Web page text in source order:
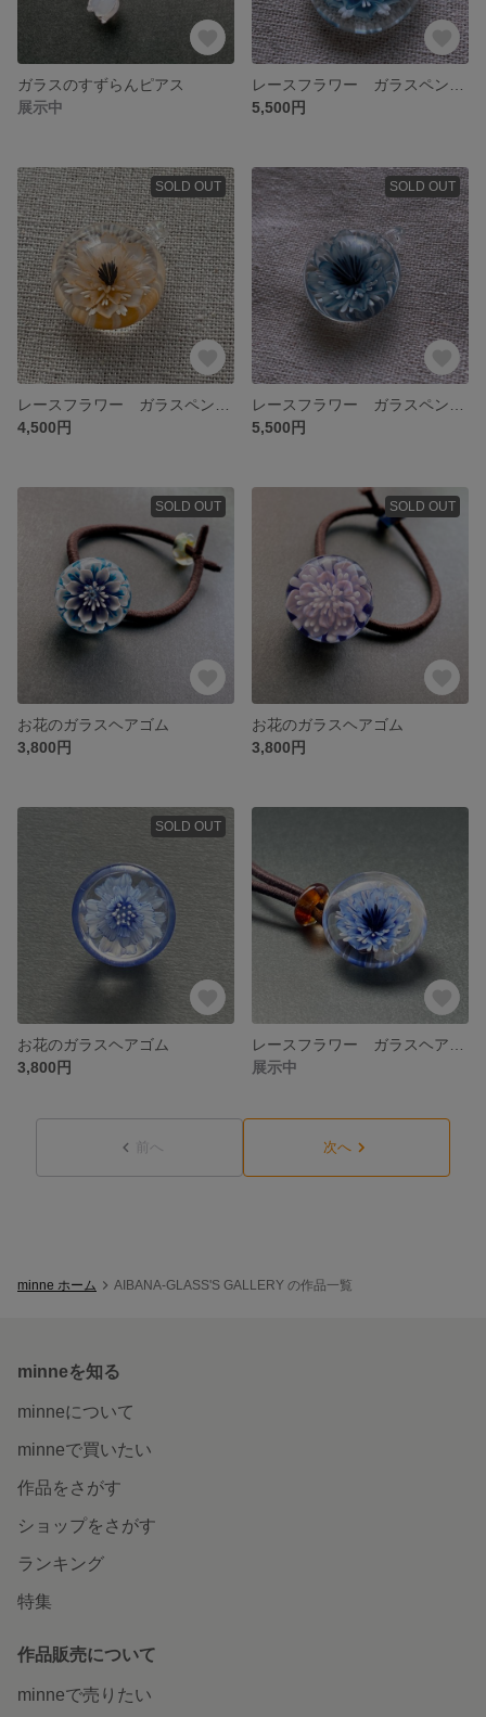
ガラスのすずらんピアス
展示中
5,500円
SOLD OUT
4,500円
SOLD OUT
5,500円
SOLD OUT
お花のガラスヘアゴム
3,800円
SOLD OUT
お花のガラスヘアゴム
3,800円
SOLD OUT
お花のガラスヘアゴム
3,800円
展示中
前へ 次へ
minne ホーム AIBANA-GLASS'S GALLERY の作品一覧
minneを知る
minneについて
minneで買いたい
作品をさがす
ショップをさがす
ランキング
特集
作品販売について
minneで売りたい